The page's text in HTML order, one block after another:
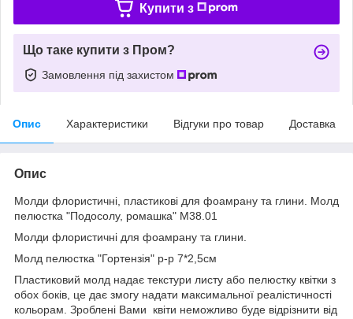
Купити з
Що таке купити з Пром?
Замовлення під захистом
Опис Характеристики Відгуки про товар Доставка
Опис
Молди флористичні, пластикові для фоамрану та глини. Молд
пелюстка "Подосолу, ромашка" М38.01
Молди флористичні для фоамрану та глини.
Молд пелюстка "Гортензія" р-р 7*2,5см
Пластиковий молд надає текстури листу або пелюстку квітки з
обох боків, це дає змогу надати максимальної реалістичності
кольорам. Зроблені Вами квіти неможливо буде відрізнити від